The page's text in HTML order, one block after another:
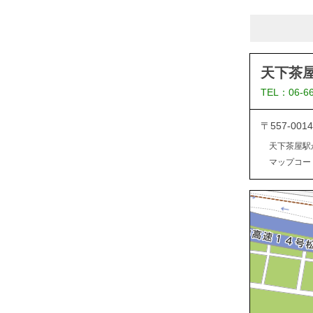
天下茶
TEL：06-
〒557-
天下茶屋
マップコ